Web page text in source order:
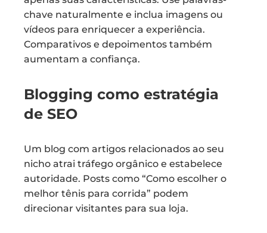
chave naturalmente e inclua imagens ou
vídeos para enriquecer a experiência.
Comparativos e depoimentos também
aumentam a confiança.
Blogging como estratégia
de SEO
Um blog com artigos relacionados ao seu
nicho atrai tráfego orgânico e estabelece
autoridade. Posts como “Como escolher o
melhor tênis para corrida” podem
direcionar visitantes para sua loja.